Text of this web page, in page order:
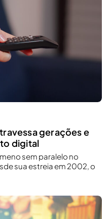
gerações e
digital
sem paralelo no
sua estreia em 2002, o